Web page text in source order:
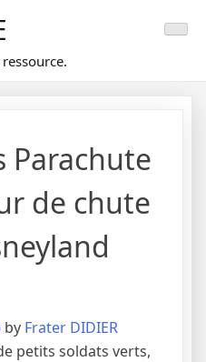
Parachute
de chute
by Frater DIDIER
petits soldats verts,